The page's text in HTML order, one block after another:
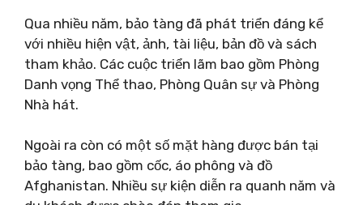
Qua nhiều năm, bảo tàng đã phát triển đáng kể
với nhiều hiện vật, ảnh, tài liệu, bản đồ và sách
tham khảo. Các cuộc triển lãm bao gồm Phòng
Danh vọng Thể thao, Phòng Quân sự và Phòng
Nhà hát.
Ngoài ra còn có một số mặt hàng được bán tại
bảo tàng, bao gồm cốc, áo phông và đồ
Afghanistan. Nhiều sự kiện diễn ra quanh năm và